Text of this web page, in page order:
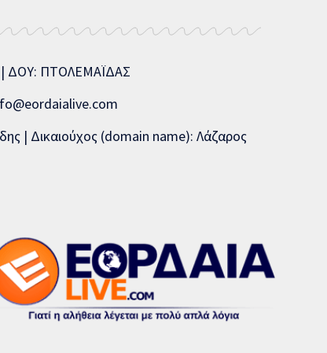
| ΔΟΥ: ΠΤΟΛΕΜΑΪΔΑΣ
| Δικαιούχος (domain name): Λάζαρος